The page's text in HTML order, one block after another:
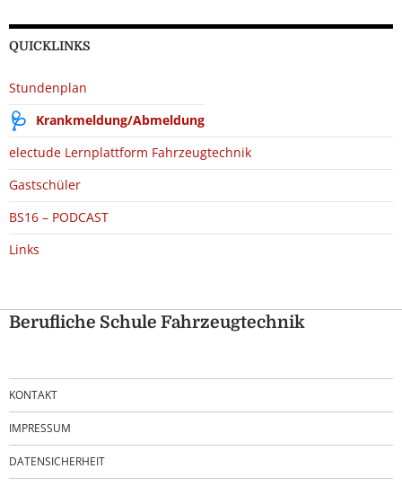
QUICKLINKS
Stundenplan
Krankmeldung/Abmeldung
electude Lernplattform Fahrzeugtechnik
Gastschüler
BS16 – PODCAST
Links
Berufliche Schule Fahrzeugtechnik
KONTAKT
IMPRESSUM
DATENSICHERHEIT